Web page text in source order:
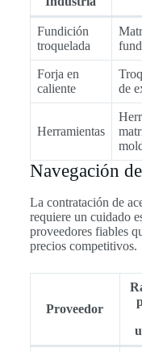
Fundición
troquelada
Forja en
caliente
de
Herramientas
Navegación
La contratación de
requiere un cuidado
proveedores fiables
precios competitivos.
Proveedor